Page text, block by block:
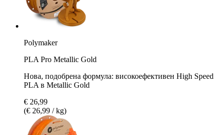
Polymaker
PLA Pro Metallic Gold
Нова, подобрена формула: високоефективен High Speed
PLA в Metallic Gold
€ 26,99
(€ 26,99 / kg)